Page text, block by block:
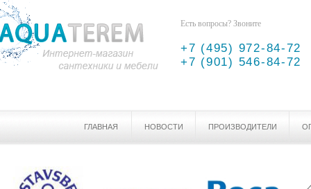
Есть вопросы? Звоните
+7 (495) 972-84-72
+7 (901) 546-84-72
ГЛАВНАЯ НОВОСТИ ПРОИЗВОДИТЕЛИ